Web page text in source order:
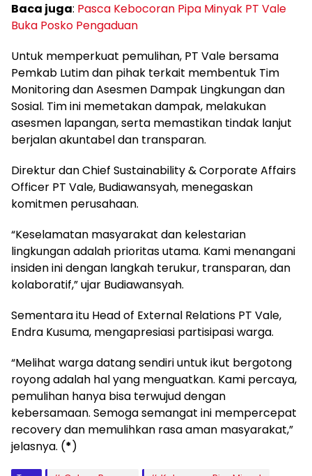
Baca juga: Pasca Kebocoran Pipa Minyak PT Vale
Buka Posko Pengaduan
Untuk memperkuat pemulihan, PT Vale bersama
Pemkab Lutim dan pihak terkait membentuk Tim
Monitoring dan Asesmen Dampak Lingkungan dan
Sosial. Tim ini memetakan dampak, melakukan
asesmen lapangan, serta memastikan tindak lanjut
berjalan akuntabel dan transparan.
Direktur dan Chief Sustainability & Corporate Affairs
Officer PT Vale, Budiawansyah, menegaskan
komitmen perusahaan.
“Keselamatan masyarakat dan kelestarian
lingkungan adalah prioritas utama. Kami menangani
insiden ini dengan langkah terukur, transparan, dan
kolaboratif,” ujar Budiawansyah.
Sementara itu Head of External Relations PT Vale,
Endra Kusuma, mengapresiasi partisipasi warga.
“Melihat warga datang sendiri untuk ikut bergotong
royong adalah hal yang menguatkan. Kami percaya,
pemulihan hanya bisa terwujud dengan
kebersamaan. Semoga semangat ini mempercepat
recovery dan memulihkan rasa aman masyarakat,”
jelasnya. (*)